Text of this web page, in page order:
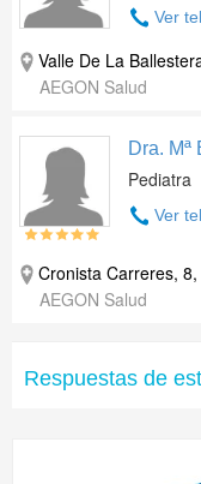
Ver
Valle De La
AEGON Salud
Dra.
Pediatra
Ver
Cronista Carreres,
AEGON Salud
Respuestas de